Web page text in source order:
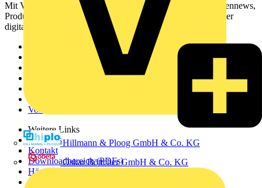
Hillmann & Ploog GmbH & Co. KG
Oskar Böttcher GmbH & Co. KG
Mit Voltimum erhalten Elektrofachkräfte Zugang zu Branchennews,
Produktinformationen, Schulungen und Tools – alles auf einer
digitalen Plattform und Community.
Voltimum+
Weitere Links
Über uns
Kontakt
Downloadbereich (PDFs)
Häufig gestellte Fragen
voltimum.com